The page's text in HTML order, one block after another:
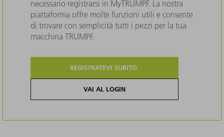
necessario registrarsi in MyTRUMPF. La nostra
piattaforma offre molte funzioni utili e consente
di trovare con semplicità tutti i pezzi per la tua
macchina TRUMPF.
REGISTRATEVI SUBITO.
VAI AL LOGIN